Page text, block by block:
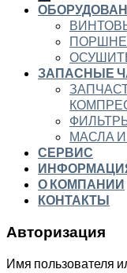
ЗАПАСНЫЕ
МАСЛА
СЕРВИС
О КОМПАНИИ
КОНТАКТЫ
Авторизация
Имя пользователя